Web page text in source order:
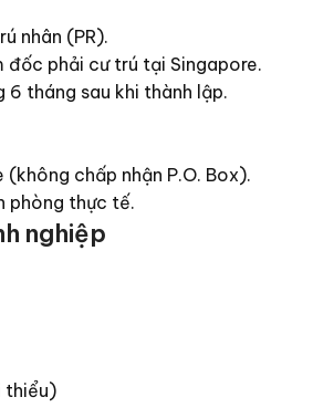
nhân (PR).
phải cư trú tại Singapore.
tháng sau khi thành lập.
chấp nhận P.O. Box).
phòng thực tế.
nghiệp
thiểu)